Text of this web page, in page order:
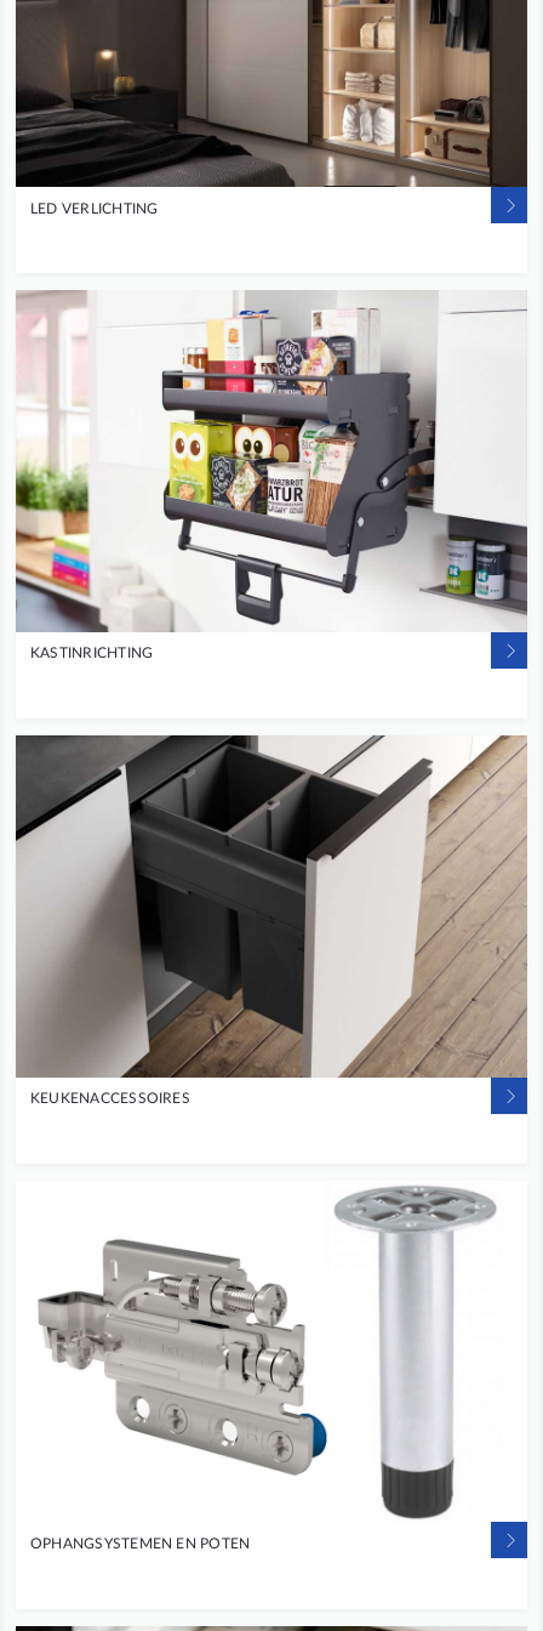
LED VERLICHTING
KASTINRICHTING
KEUKENACCESSOIRES
OPHANGSYSTEMEN EN POTEN